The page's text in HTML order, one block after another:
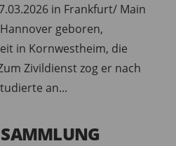
in Frankfurt/ Main
geboren,
in Kornwestheim, die
Zivildienst zog er nach
an...